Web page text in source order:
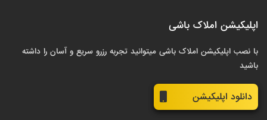
اپلیکیشن املاک باشی
با نصب اپلیکیشن املاک باشی میتوانید تجربه رزرو سریع و آسان را داشته
باشید
دانلود اپلیکیشن